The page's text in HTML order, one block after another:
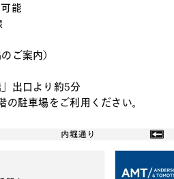
能
ご案内）
出口より約5分
駐車場をご利用ください。